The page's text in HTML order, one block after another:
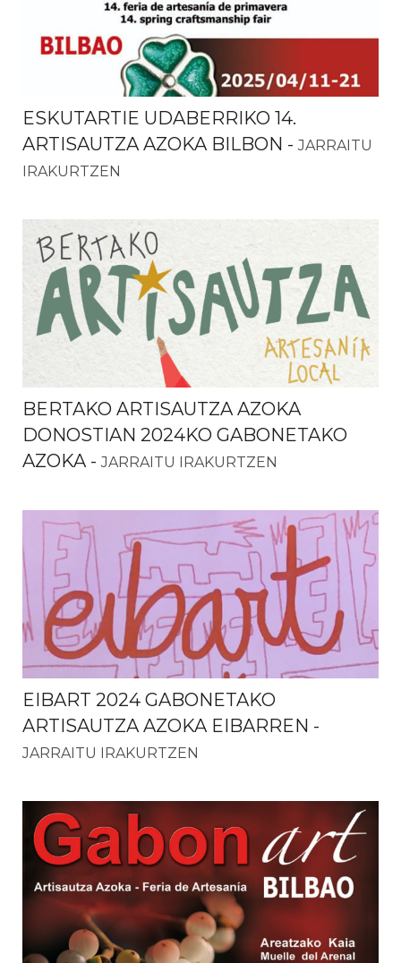
ESKUTARTIE UDABERRIKO 14.
ARTISAUTZA AZOKA BILBON -JARRAITU
IRAKURTZEN
BERTAKO ARTISAUTZA AZOKA
DONOSTIAN 2024KO GABONETAKO
AZOKA -JARRAITU IRAKURTZEN
EIBART 2024 GABONETAKO
ARTISAUTZA AZOKA EIBARREN -
JARRAITU IRAKURTZEN